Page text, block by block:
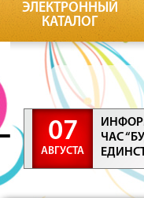
ЭЛЕКТРОННЫЙ
КАТАЛОГ
07
АВГУСТА
ЧАС